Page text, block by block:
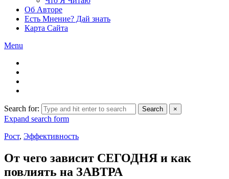
Об Авторе
Есть Мнение? Дай знать
Карта Сайта
Menu
Search for: Search ×
Expand search form
Рост, Эффективность
От чего зависит СЕГОДНЯ и как
повлиять на ЗАВТРА